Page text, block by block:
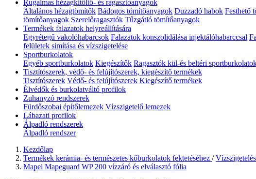
Rugalmas hézagkitöltő- és ragasztóanyagok
Általános hézagtömítők Bádogos tömítőanyagok Duzzadó habok Festhető
tömítőanyagok Szerelőragasztók Tűzgátló tömítőanyagok
Termékek falazatok helyreállítására
Egyrétegű vakolóhabarcsok Falazatok konszolidálása injektálóhabarccsal
felületek simítása és vízszigetelése
Sportburkolatok
Egyéb sportburkolatok Kiegészítők Ragasztók kül-és beltéri
Tisztítószerek, védő- és felújítószerek, kiegészítő termékek
Tisztítószerek Védő- és felújítószerek Kiegészítő termékek
Élvédők és burkolatváltó profilok
Zuhanyzó rendszerek
Fürdőszobai építőlemezek Vízszigetelő lemezek
Lábazati profilok
Álpadló rendszerek
Álpadló rendszer
Kezdőlap
Termékek kerámia- és természetes kőburkolatok fektetéséhez /
Mapei Mapeguard WP 200 vízzáró és elválasztó fólia